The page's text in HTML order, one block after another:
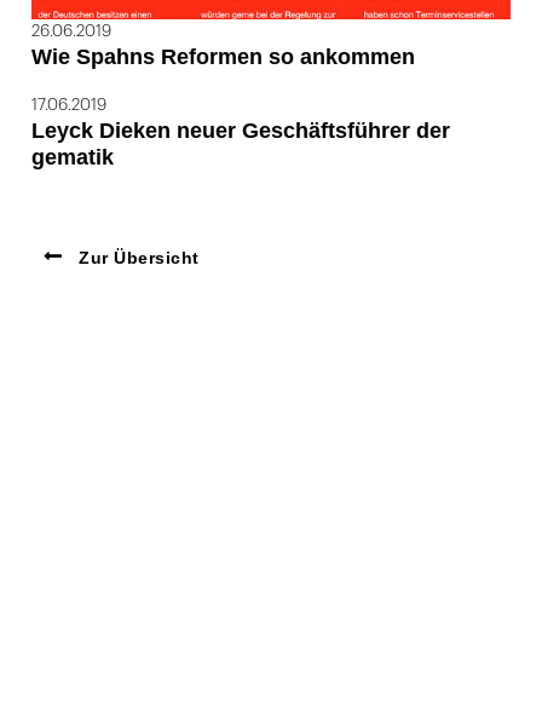
26.06.2019
Wie Spahns Reformen so ankommen
17.06.2019
Leyck Dieken neuer Geschäftsführer der
gematik
Zur Übersicht